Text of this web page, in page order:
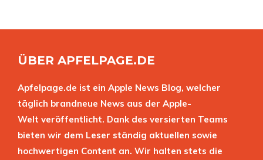
ÜBER APFELPAGE.DE
Apfelpage.de ist ein Apple News Blog, welcher
täglich brandneue News aus der Apple-
Welt veröffentlicht. Dank des versierten Teams
bieten wir dem Leser ständig aktuellen sowie
hochwertigen Content an. Wir halten stets die